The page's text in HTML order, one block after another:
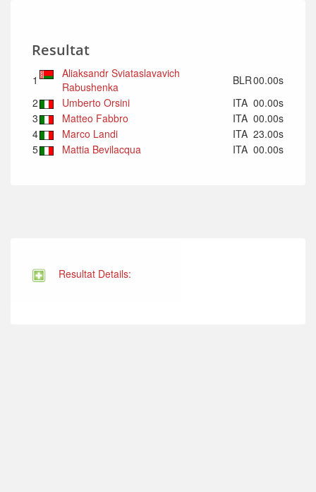
Resultat
1
Aliaksandr Sviataslavavich
Rabushenka
BLR00.00s
2
Umberto Orsini ITA 00.00s
3
Matteo Fabbro ITA 00.00s
4
Marco Landi ITA 23.00s
5
Mattia Bevilacqua ITA 00.00s
Resultat Details: